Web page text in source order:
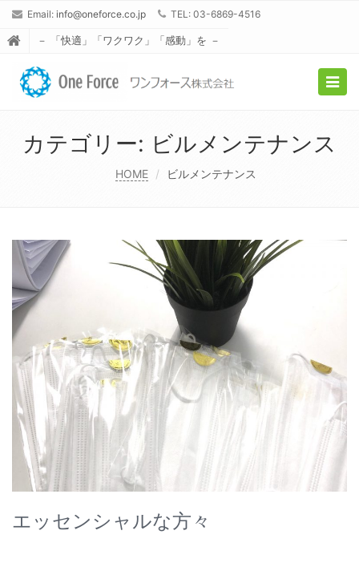
Email: info@oneforce.co.jp TEL: 03-6869-4516
－ 「快適」「ワクワク」「感動」を －
カテゴリー: ビルメンテナンス
HOME ビルメンテナンス
エッセンシャルな方々